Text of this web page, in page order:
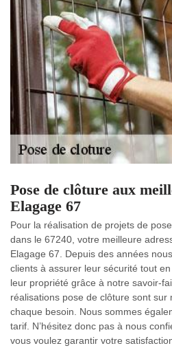
Pose de clôture aux
Elagage 67
Pour la réalisation de projets de
dans le 67240, votre meilleure
Elagage 67. Depuis des années
clients à assurer leur sécurité tout
leur propriété grâce à notre savoir-
réalisations pose de clôture sont sur
chaque besoin. Nous sommes
tarif. N’hésitez donc pas à nous
vous voulez garantir votre